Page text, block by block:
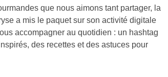
que nous aimons tant partager, la
a mis le paquet sur son activité digitale
accompagner au quotidien : un hashtag
des recettes et des astuces pour